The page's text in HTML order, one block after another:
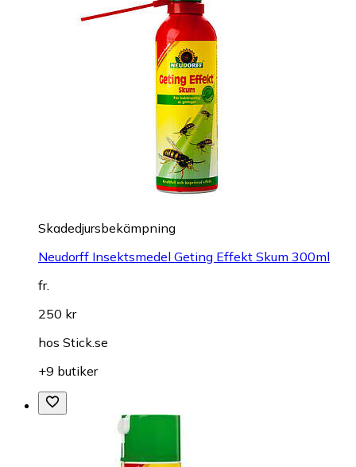
Skadedjursbekämpning
Neudorff Insektsmedel Geting Effekt Skum 300ml
fr.
250 kr
hos Stick.se
+9 butiker